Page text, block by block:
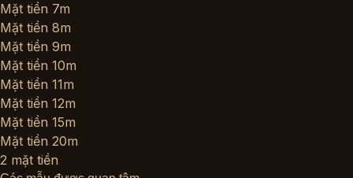
Mặt tiền 7m
Mặt tiền 8m
Mặt tiền 9m
Mặt tiền 10m
Mặt tiền 11m
Mặt tiền 12m
Mặt tiền 15m
Mặt tiền 20m
2 mặt tiền